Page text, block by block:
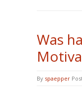
Was
By spaepper